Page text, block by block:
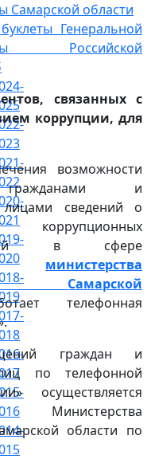
Самарской области
Генеральной
Российской
связанных с
коррупции, для
возможности
и
лицами сведений о
коррупционных
в сфере
министерства
Самарской
телефонная
граждан и
по телефонной
осуществляется
Министерства
области по